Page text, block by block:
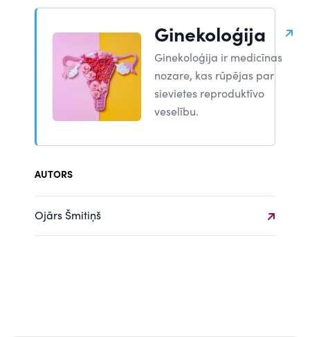
Ginekoloģija
Ginekoloģija ir medicīnas
nozare, kas rūpējas par
sievietes reproduktīvo
veselību.
AUTORS
Ojārs Šmitiņš